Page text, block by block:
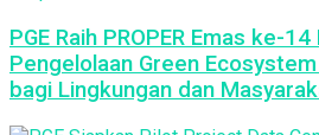
PGE Raih PROPER Emas ke-
Pengelolaan Green
bagi Lingkungan dan